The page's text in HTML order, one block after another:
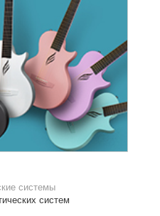
системы
систем